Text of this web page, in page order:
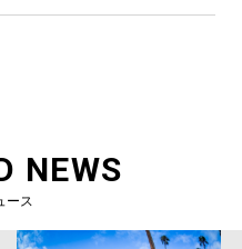
NEWS
ース